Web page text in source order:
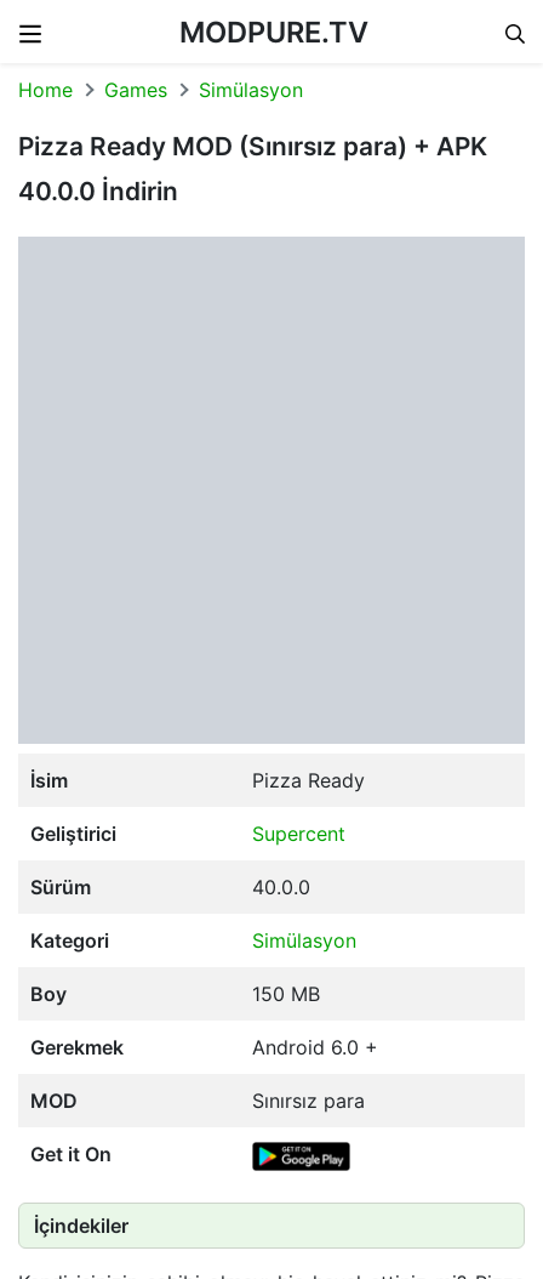
MODPURE.TV
Home Games Simülasyon
Pizza Ready MOD (Sınırsız para) + APK
40.0.0 İndirin
İsim Pizza Ready
Geliştirici Supercent
Sürüm 40.0.0
Kategori Simülasyon
Boy 150 MB
Gerekmek Android 6.0 +
MOD Sınırsız para
Get it On
İçindekiler